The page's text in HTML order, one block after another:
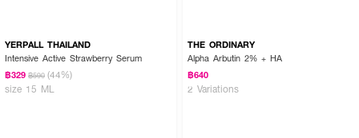
YERPALL THAILAND
Intensive Active Strawberry Serum
฿329 ฿590 (44%)
size 15 ML
THE ORDINARY
Alpha Arbutin 2% + HA
฿640
2 Variations